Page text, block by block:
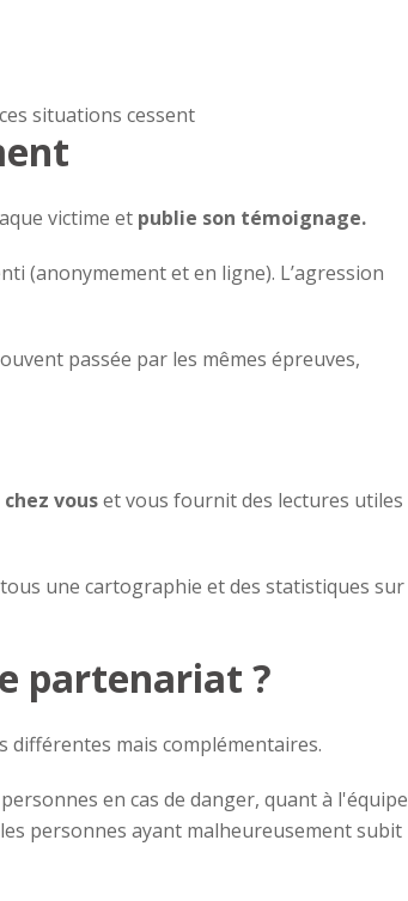
situations cessent
victime et publie son témoignage.
(anonymement et en ligne). L’agression
passée par les mêmes épreuves,
vouset vous fournit des lectures utiles
une cartographie et des statistiques sur
partenariat ?
différentes mais complémentaires.
en cas de danger, quant à l'équipe
personnes ayant malheureusement subit